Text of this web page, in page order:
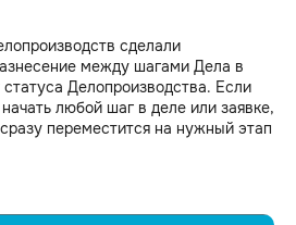
сделали
между шагами Дела в
Делопроизводства. Если
любой шаг в деле или заявке,
переместится на нужный этап